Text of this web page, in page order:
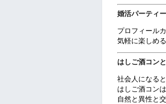
婚活パーティ
プロフィール
気軽に楽しめ
はしご酒コン
社会人になる
はしご酒コン
自然と異性と